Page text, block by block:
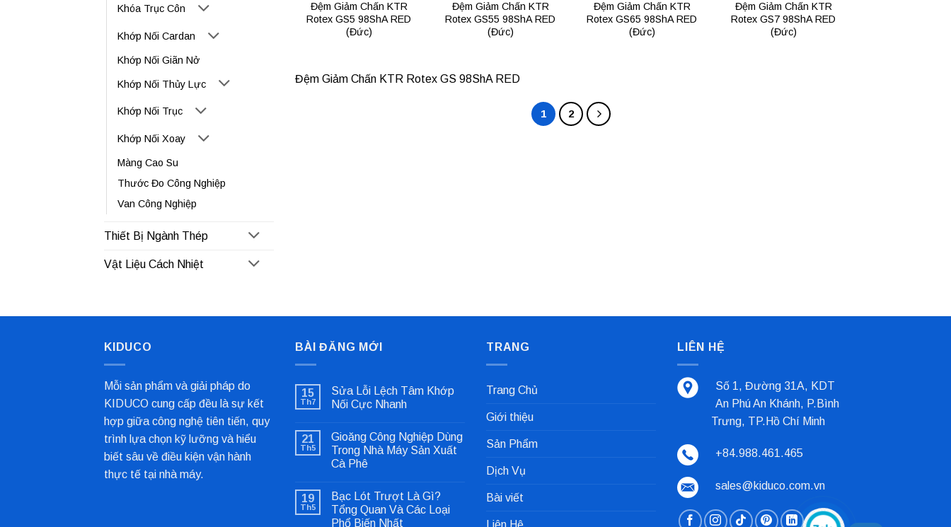
Khóa Trục Côn
Khớp Nối Cardan
Khớp Nối Giãn Nở
Khớp Nối Thủy Lực
Khớp Nối Trục
Khớp Nối Xoay
Màng Cao Su
Thước Đo Công Nghiệp
Van Công Nghiệp
Thiết Bị Ngành Thép
Vật Liệu Cách Nhiệt
Đệm Giảm Chấn KTR
Rotex GS5 98ShA RED
(Đức)
Đệm Giảm Chấn KTR
Rotex GS55 98ShA RED
(Đức)
Đệm Giảm Chấn KTR
Rotex GS65 98ShA RED
(Đức)
Đệm Giảm Chấn KTR
Rotex GS7 98ShA RED
(Đức)
Đệm Giảm Chấn KTR Rotex GS 98ShA RED
1 2
KIDUCO
Mỗi sản phẩm và giải pháp do
KIDUCO cung cấp đều là sự kết
hợp giữa công nghệ tiên tiến, quy
trình lựa chọn kỹ lưỡng và hiểu
biết sâu về điều kiện vận hành
thực tế tại nhà máy.
BÀI ĐĂNG MỚI
15
Th7
Sửa Lỗi Lệch Tâm Khớp
Nối Cực Nhanh
bình
luận
ở
Sửa
Tâm
Khớp
Nối
Cực
21
Th5
Gioăng Công Nghiệp Dùng
Trong Nhà Máy Sản Xuất
Cà Phê
bình
luận
ở
Gioăng
19
Th5
Bạc Lót Trượt Là Gì?
Tổng Quan Và Các Loại
Phổ Biến Nhất
TRANG
Trang Chủ
Giới thiệu
Sản Phẩm
Dịch Vụ
Bài viết
Liên Hệ
LIÊN HỆ
Số 1, Đường 31A, KDT
An Phú An Khánh, P.Bình
Trưng, TP.Hồ Chí Minh
+84.988.461.465
sales@kiduco.com.vn